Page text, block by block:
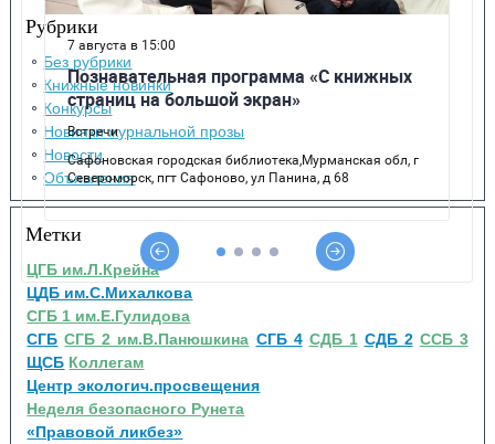
Рубрики
Без рубрики
Книжные новинки
Конкурсы
Новинки журнальной прозы
Новости
Объявления
Метки
ЦГБ им.Л.Крейна
ЦДБ им.С.Михалкова
СГБ 1 им.Е.Гулидова
СГБ СГБ 2 им.В.Панюшкина СГБ 4 СДБ 1 СДБ 2 ССБ 3
ЩСБ Коллегам
Центр экологич.просвещения
Неделя безопасного Рунета
«Правовой ликбез»